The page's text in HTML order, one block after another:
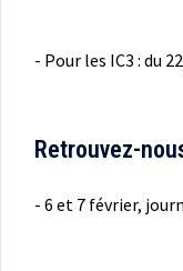
- Pour les IC3 : du
Retrouvez-
- 6 et 7 février,